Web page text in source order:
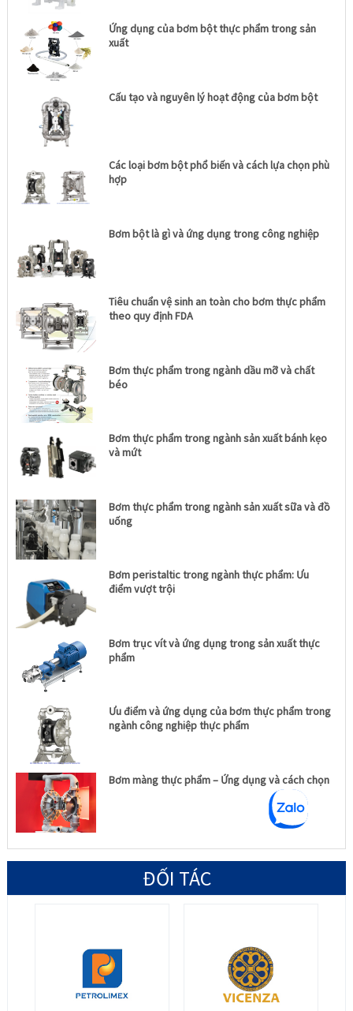
Ứng dụng của bơm bột thực phẩm trong sản
xuất
Cấu tạo và nguyên lý hoạt động của bơm bột
Các loại bơm bột phổ biến và cách lựa chọn phù
hợp
Bơm bột là gì và ứng dụng trong công nghiệp
Tiêu chuẩn vệ sinh an toàn cho bơm thực phẩm
theo quy định FDA
Bơm thực phẩm trong ngành dầu mỡ và chất
béo
Bơm thực phẩm trong ngành sản xuất bánh kẹo
và mứt
Bơm thực phẩm trong ngành sản xuất sữa và đồ
uống
Bơm peristaltic trong ngành thực phẩm: Ưu
điểm vượt trội
Bơm trục vít và ứng dụng trong sản xuất thực
phẩm
Ưu điểm và ứng dụng của bơm thực phẩm trong
ngành công nghiệp thực phẩm
Bơm màng thực phẩm – Ứng dụng và cách chọn
ĐỐI TÁC